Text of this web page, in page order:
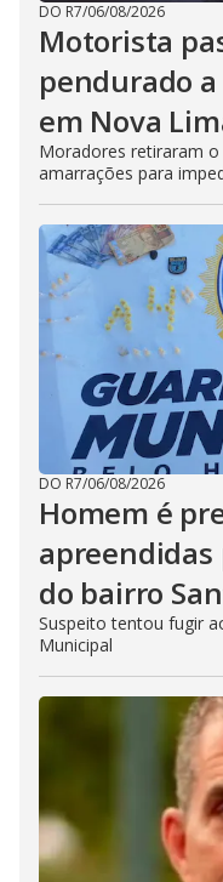
DO R7/06/08/2026
Motorista
pendurado
em Nova
Moradores retiraram
amarrações para
DO R7/06/08/2026
Homem é
apreendidas
do bairro
Suspeito tentou fugir
Municipal